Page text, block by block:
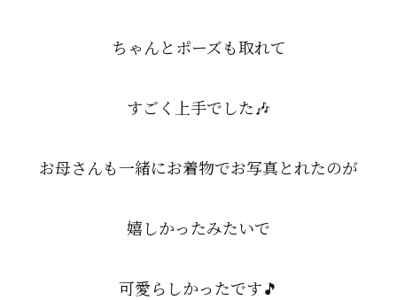
ちゃんとポーズも取れて
すごく上手でした🎶
お母さんも一緒にお着物でお写真とれたのが
嬉しかったみたいで
可愛らしかったです🎵